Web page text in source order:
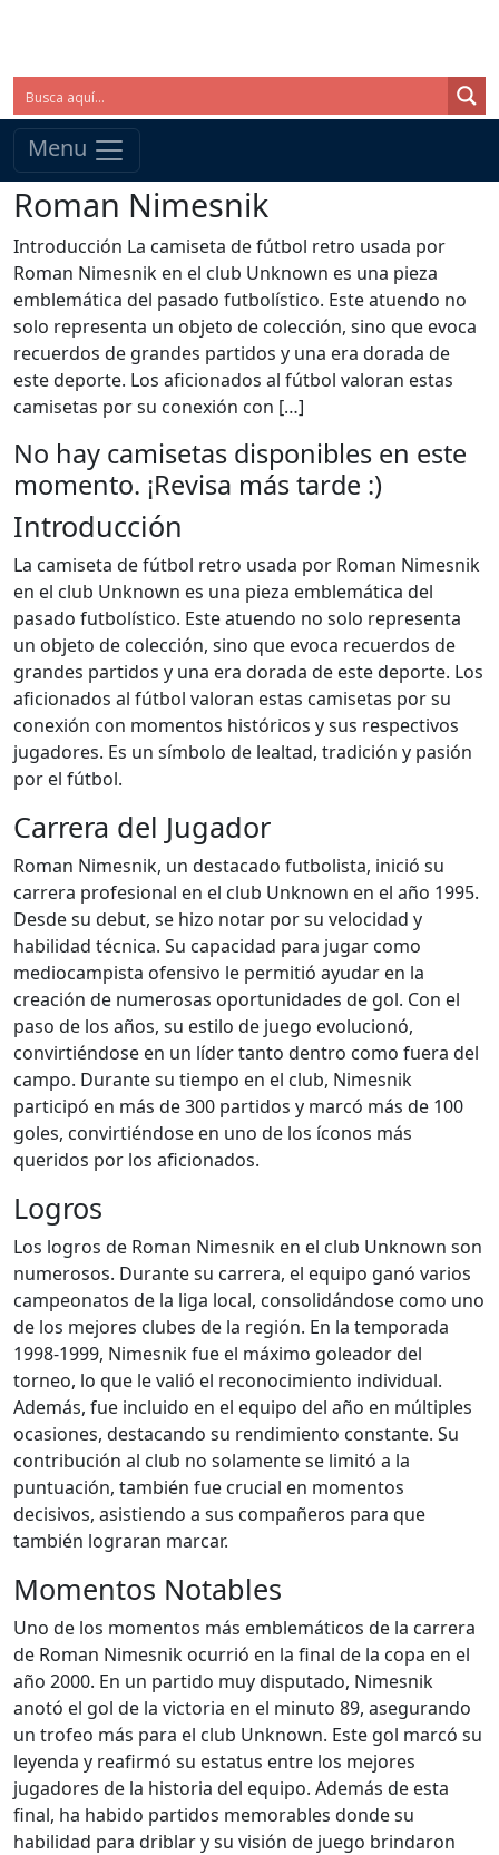
Menu
Roman Nimesnik
Introducción La camiseta de fútbol retro usada por
Roman Nimesnik en el club Unknown es una pieza
emblemática del pasado futbolístico. Este atuendo no
solo representa un objeto de colección, sino que evoca
recuerdos de grandes partidos y una era dorada de
este deporte. Los aficionados al fútbol valoran estas
camisetas por su conexión con […]
No hay camisetas disponibles en este
momento. ¡Revisa más tarde :)
Introducción
La camiseta de fútbol retro usada por Roman Nimesnik
en el club Unknown es una pieza emblemática del
pasado futbolístico. Este atuendo no solo representa
un objeto de colección, sino que evoca recuerdos de
grandes partidos y una era dorada de este deporte. Los
aficionados al fútbol valoran estas camisetas por su
conexión con momentos históricos y sus respectivos
jugadores. Es un símbolo de lealtad, tradición y pasión
por el fútbol.
Carrera del Jugador
Roman Nimesnik, un destacado futbolista, inició su
carrera profesional en el club Unknown en el año 1995.
Desde su debut, se hizo notar por su velocidad y
habilidad técnica. Su capacidad para jugar como
mediocampista ofensivo le permitió ayudar en la
creación de numerosas oportunidades de gol. Con el
paso de los años, su estilo de juego evolucionó,
convirtiéndose en un líder tanto dentro como fuera del
campo. Durante su tiempo en el club, Nimesnik
participó en más de 300 partidos y marcó más de 100
goles, convirtiéndose en uno de los íconos más
queridos por los aficionados.
Logros
Los logros de Roman Nimesnik en el club Unknown son
numerosos. Durante su carrera, el equipo ganó varios
campeonatos de la liga local, consolidándose como uno
de los mejores clubes de la región. En la temporada
1998-1999, Nimesnik fue el máximo goleador del
torneo, lo que le valió el reconocimiento individual.
Además, fue incluido en el equipo del año en múltiples
ocasiones, destacando su rendimiento constante. Su
contribución al club no solamente se limitó a la
puntuación, también fue crucial en momentos
decisivos, asistiendo a sus compañeros para que
también lograran marcar.
Momentos Notables
Uno de los momentos más emblemáticos de la carrera
de Roman Nimesnik ocurrió en la final de la copa en el
año 2000. En un partido muy disputado, Nimesnik
anotó el gol de la victoria en el minuto 89, asegurando
un trofeo más para el club Unknown. Este gol marcó su
leyenda y reafirmó su estatus entre los mejores
jugadores de la historia del equipo. Además de esta
final, ha habido partidos memorables donde su
habilidad para driblar y su visión de juego brindaron